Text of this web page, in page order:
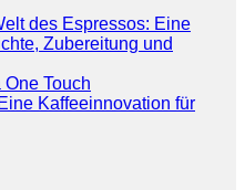
des Espressos: Eine
Zubereitung und
Touch
Kaffeeinnovation für